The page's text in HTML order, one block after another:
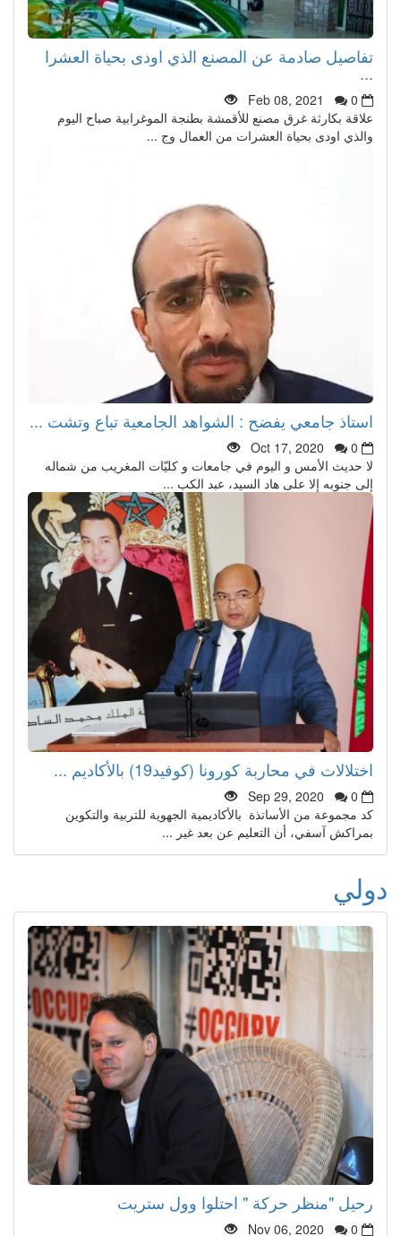
تفاصيل صادمة عن المصنع الذي اودى بحياة العشرا
Feb 08, 2021
0
علاقة بكارثة غرق مصنع للأقمشة بطنجة الموغرابية صباح اليوم
والذي اودى بحياة العشرات من العمال وج ...
استاذ جامعي يفضح : الشواهد الجامعية تباع وتشت ...
Oct 17, 2020
0
لا حديث الأمس و اليوم في جامعات و كليّات المغريب من شماله
إلى جنوبه إلا على هاد السيد، عبد الكب ...
اختلالات في محاربة كورونا (كوفيد19) بالأكاديم ...
Sep 29, 2020
0
كد مجموعة من الأساتذة بالأكاديمية الجهوية للتربية والتكوين
بمراكش آسفي، أن التعليم عن بعد غير ...
دولي
رحيل "منظر حركة " احتلوا وول ستريت
Nov 06, 2020 0